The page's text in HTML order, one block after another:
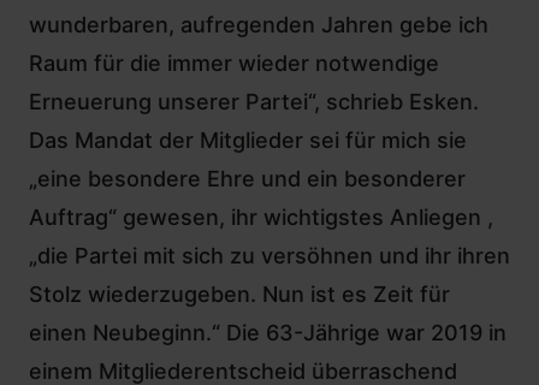
wunderbaren, aufregenden Jahren gebe ich
Raum für die immer wieder notwendige
Erneuerung unserer Partei“, schrieb Esken.
Das Mandat der Mitglieder sei für mich sie
„eine besondere Ehre und ein besonderer
Auftrag“ gewesen, ihr wichtigstes Anliegen ,
„die Partei mit sich zu versöhnen und ihr ihren
Stolz wiederzugeben. Nun ist es Zeit für
einen Neubeginn.“ Die 63-Jährige war 2019 in
einem Mitgliederentscheid überraschend